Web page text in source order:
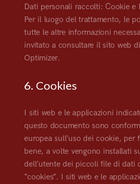
Dati personali raccolti: Cookie e
Per il luogo del trattamento, le
tutte le altre informazioni
invitato a consultare il sito web
Optimizer.
6. Cookies
I siti web e le applicazioni
questo documento sono
europea sull’uso dei cookie, per
bene, a volte vengono installati
dell’utente dei piccoli file di dati
“cookies”. I siti web e le